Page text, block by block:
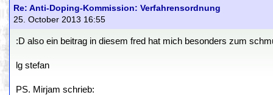
Re: Anti-Doping-Kommission: Verfahrensordnung
25. October 2013 16:55
:D also ein beitrag in diesem fred hat mich besonders zum
lg stefan
PS. Mirjam schrieb: